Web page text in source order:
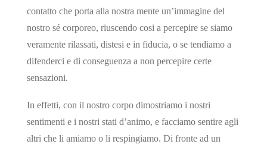
contatto che porta alla nostra mente un’immagine del
nostro sé corporeo, riuscendo cosi a percepire se siamo
veramente rilassati, distesi e in fiducia, o se tendiamo a
difenderci e di conseguenza a non percepire certe
sensazioni.
In effetti, con il nostro corpo dimostriamo i nostri
sentimenti e i nostri stati d’animo, e facciamo sentire agli
altri che li amiamo o li respingiamo. Di fronte ad un